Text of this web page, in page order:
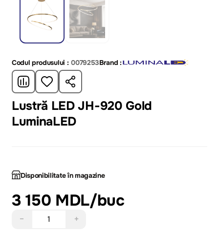
Codul produsului : 0079253Brand :
Lustră LED JH-920 Gold
LuminaLED
Disponibilitate în magazine
3 150 MDL/buc
− +